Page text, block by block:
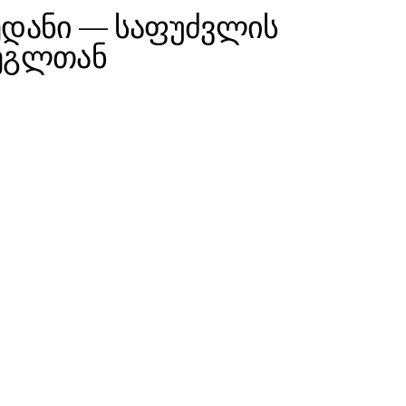
— საფუძვლის